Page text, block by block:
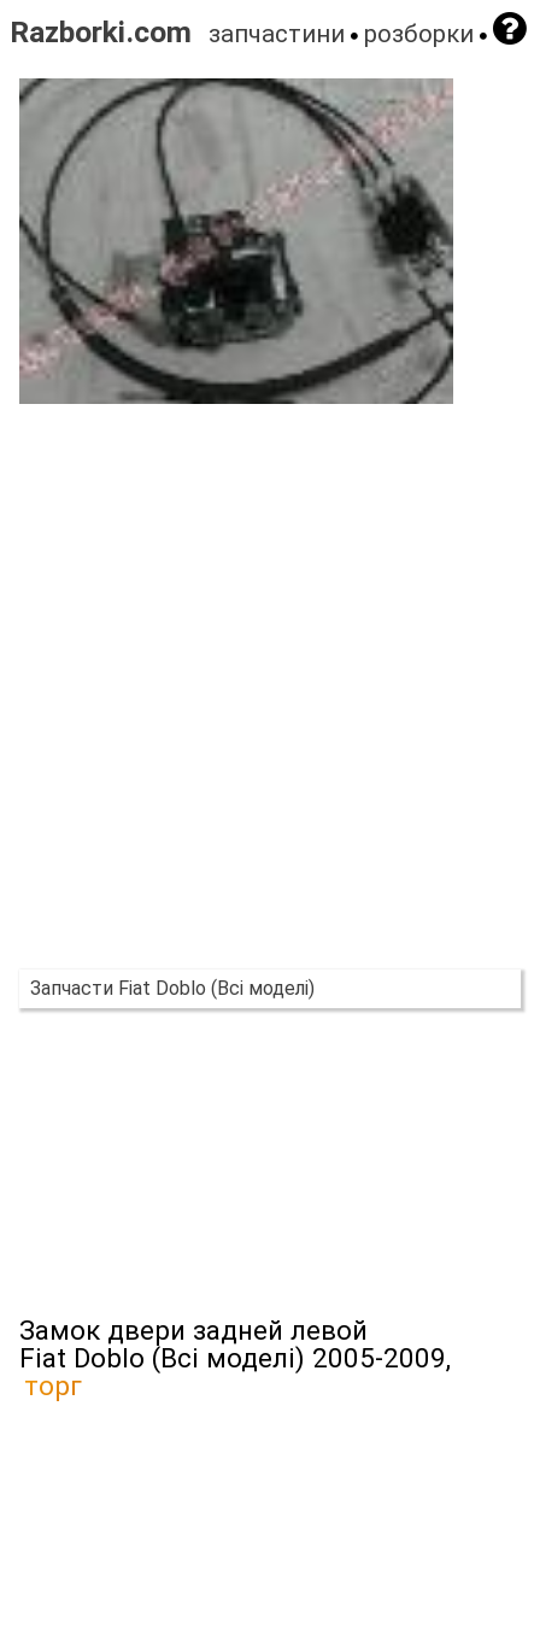
Razborki.com запчастини розборки
Запчасти Fiat Doblo (Всі моделі)
Замок двери задней левой
Fiat Doblo (Всі моделі) 2005-2009,
торг